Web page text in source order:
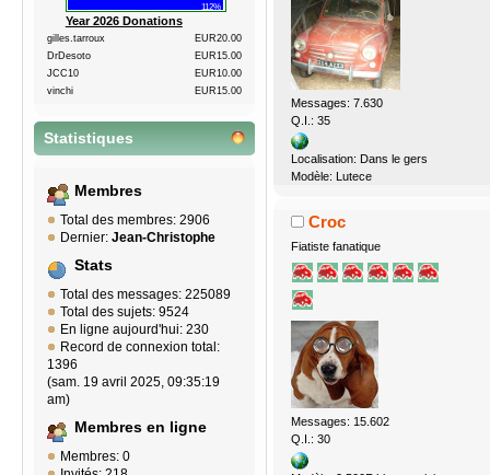
112%
Year 2026 Donations
gilles.tarroux
EUR20.00
DrDesoto
EUR15.00
JCC10
EUR10.00
vinchi
EUR15.00
Statistiques
Membres
Total des membres: 2906
Dernier: Jean-Christophe
Stats
Total des messages: 225089
Total des sujets: 9524
En ligne aujourd'hui: 230
Record de connexion total:
1396
(sam. 19 avril 2025, 09:35:19
am)
Membres en ligne
Membres: 0
Messages: 7.630
Q.I.: 35
Localisation: Dans le gers
Modèle: Lutece
Croc
Fiatiste fanatique
Messages: 15.602
Q.I.: 30